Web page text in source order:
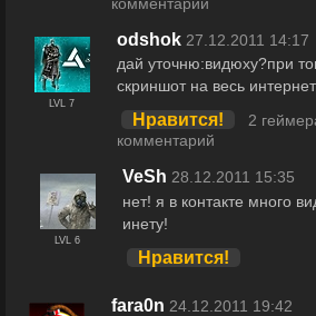
комментарий
LVL 7
odshok 27.12.2011 14:17
дай уточню:видюху?при
скриншот на весь
Нравится!
2
комментарий
LVL 6
VeSh 28.12.2011 15:35
нет! я в контакте много
инету!
Нравится!
fara0n 24.12.2011 19:42